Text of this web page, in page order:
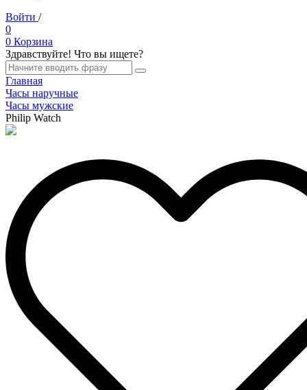
Войти /
0
0 Корзина
Здравствуйте! Что вы ищете?
Главная
Часы наручные
Часы мужские
Philip Watch